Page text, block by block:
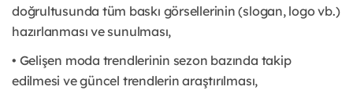
doğrultusunda tüm baskı görsellerinin (slogan, logo vb.)
hazırlanması ve sunulması,
• Gelişen moda trendlerinin sezon bazında takip
edilmesi ve güncel trendlerin araştırılması,